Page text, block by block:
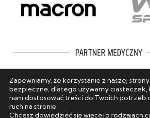
PARTNER MEDYCZNY
Zapewniamy, że korzystanie z naszej
bezpieczne, dlatego używamy ciasteczek,
nam dostosować treści do Twoich potrzeb
ruch na stronie.
Chcesz dowiedzieć się więcej o rodzajach